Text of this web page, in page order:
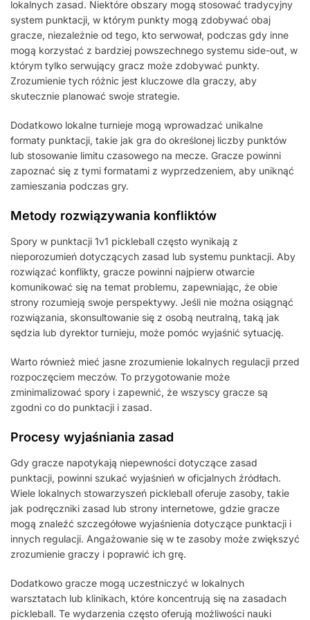
lokalnych zasad. Niektóre obszary mogą stosować tradycyjny
system punktacji, w którym punkty mogą zdobywać obaj
gracze, niezależnie od tego, kto serwował, podczas gdy inne
mogą korzystać z bardziej powszechnego systemu side-out, w
którym tylko serwujący gracz może zdobywać punkty.
Zrozumienie tych różnic jest kluczowe dla graczy, aby
skutecznie planować swoje strategie.
Dodatkowo lokalne turnieje mogą wprowadzać unikalne
formaty punktacji, takie jak gra do określonej liczby punktów
lub stosowanie limitu czasowego na mecze. Gracze powinni
zapoznać się z tymi formatami z wyprzedzeniem, aby uniknąć
zamieszania podczas gry.
Metody rozwiązywania konfliktów
Spory w punktacji 1v1 pickleball często wynikają z
nieporozumień dotyczących zasad lub systemu punktacji. Aby
rozwiązać konflikty, gracze powinni najpierw otwarcie
komunikować się na temat problemu, zapewniając, że obie
strony rozumieją swoje perspektywy. Jeśli nie można osiągnąć
rozwiązania, skonsultowanie się z osobą neutralną, taką jak
sędzia lub dyrektor turnieju, może pomóc wyjaśnić sytuację.
Warto również mieć jasne zrozumienie lokalnych regulacji przed
rozpoczęciem meczów. To przygotowanie może
zminimalizować spory i zapewnić, że wszyscy gracze są
zgodni co do punktacji i zasad.
Procesy wyjaśniania zasad
Gdy gracze napotykają niepewności dotyczące zasad
punktacji, powinni szukać wyjaśnień w oficjalnych źródłach.
Wiele lokalnych stowarzyszeń pickleball oferuje zasoby, takie
jak podręczniki zasad lub strony internetowe, gdzie gracze
mogą znaleźć szczegółowe wyjaśnienia dotyczące punktacji i
innych regulacji. Angażowanie się w te zasoby może zwiększyć
zrozumienie graczy i poprawić ich grę.
Dodatkowo gracze mogą uczestniczyć w lokalnych
warsztatach lub klinikach, które koncentrują się na zasadach
pickleball. Te wydarzenia często oferują możliwości nauki